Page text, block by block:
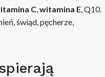
C,witamina E, Q10.
świąd, pęcherze,